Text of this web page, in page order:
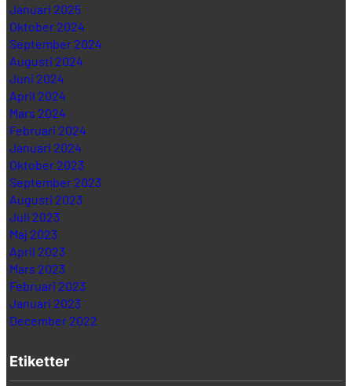
Januari 2025
Oktober 2024
September 2024
Augusti 2024
Juni 2024
April 2024
Mars 2024
Februari 2024
Januari 2024
Oktober 2023
September 2023
Augusti 2023
Juli 2023
Maj 2023
April 2023
Mars 2023
Februari 2023
Januari 2023
December 2022
Etiketter